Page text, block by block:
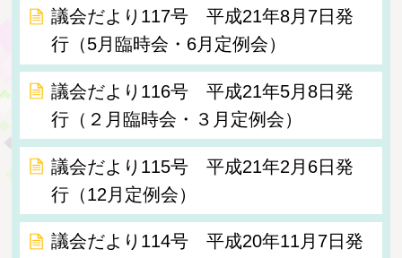
議会だより117号 平成21年8月7日発
行（5月臨時会・6月定例会）
議会だより116号 平成21年5月8日発
行（２月臨時会・３月定例会）
議会だより115号 平成21年2月6日発
行（12月定例会）
議会だより114号 平成20年11月7日発